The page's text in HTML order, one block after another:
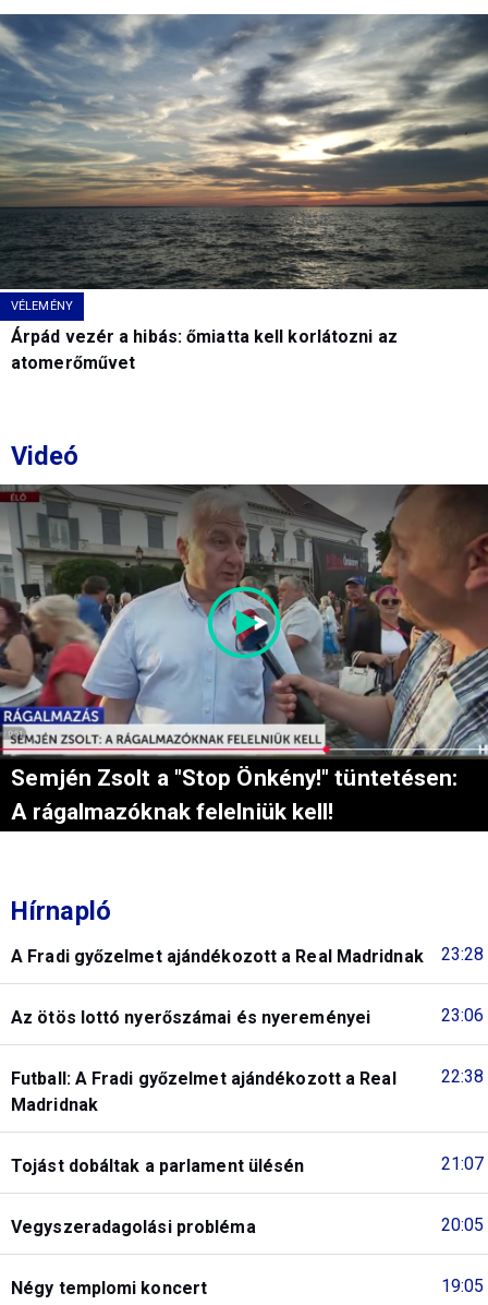
VÉLEMÉNY
Árpád vezér a hibás: őmiatta kell korlátozni az
atomerőművet
Videó
Semjén Zsolt a "Stop Önkény!" tüntetésen:
A rágalmazóknak felelniük kell!
Hírnapló
23:28
A Fradi győzelmet ajándékozott a Real Madridnak
23:06
Az ötös lottó nyerőszámai és nyereményei
22:38
Futball: A Fradi győzelmet ajándékozott a Real
Madridnak
21:07
Tojást dobáltak a parlament ülésén
20:05
Vegyszeradagolási probléma
19:05
Négy templomi koncert